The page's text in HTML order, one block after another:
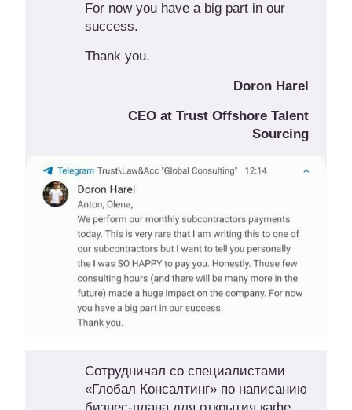
For now you have a big part in our
success.
Thank you.
Doron Harel
CEO at Trust Offshore Talent
Sourcing
Сотрудничал со специалистами
«Глобал Консалтинг» по написанию